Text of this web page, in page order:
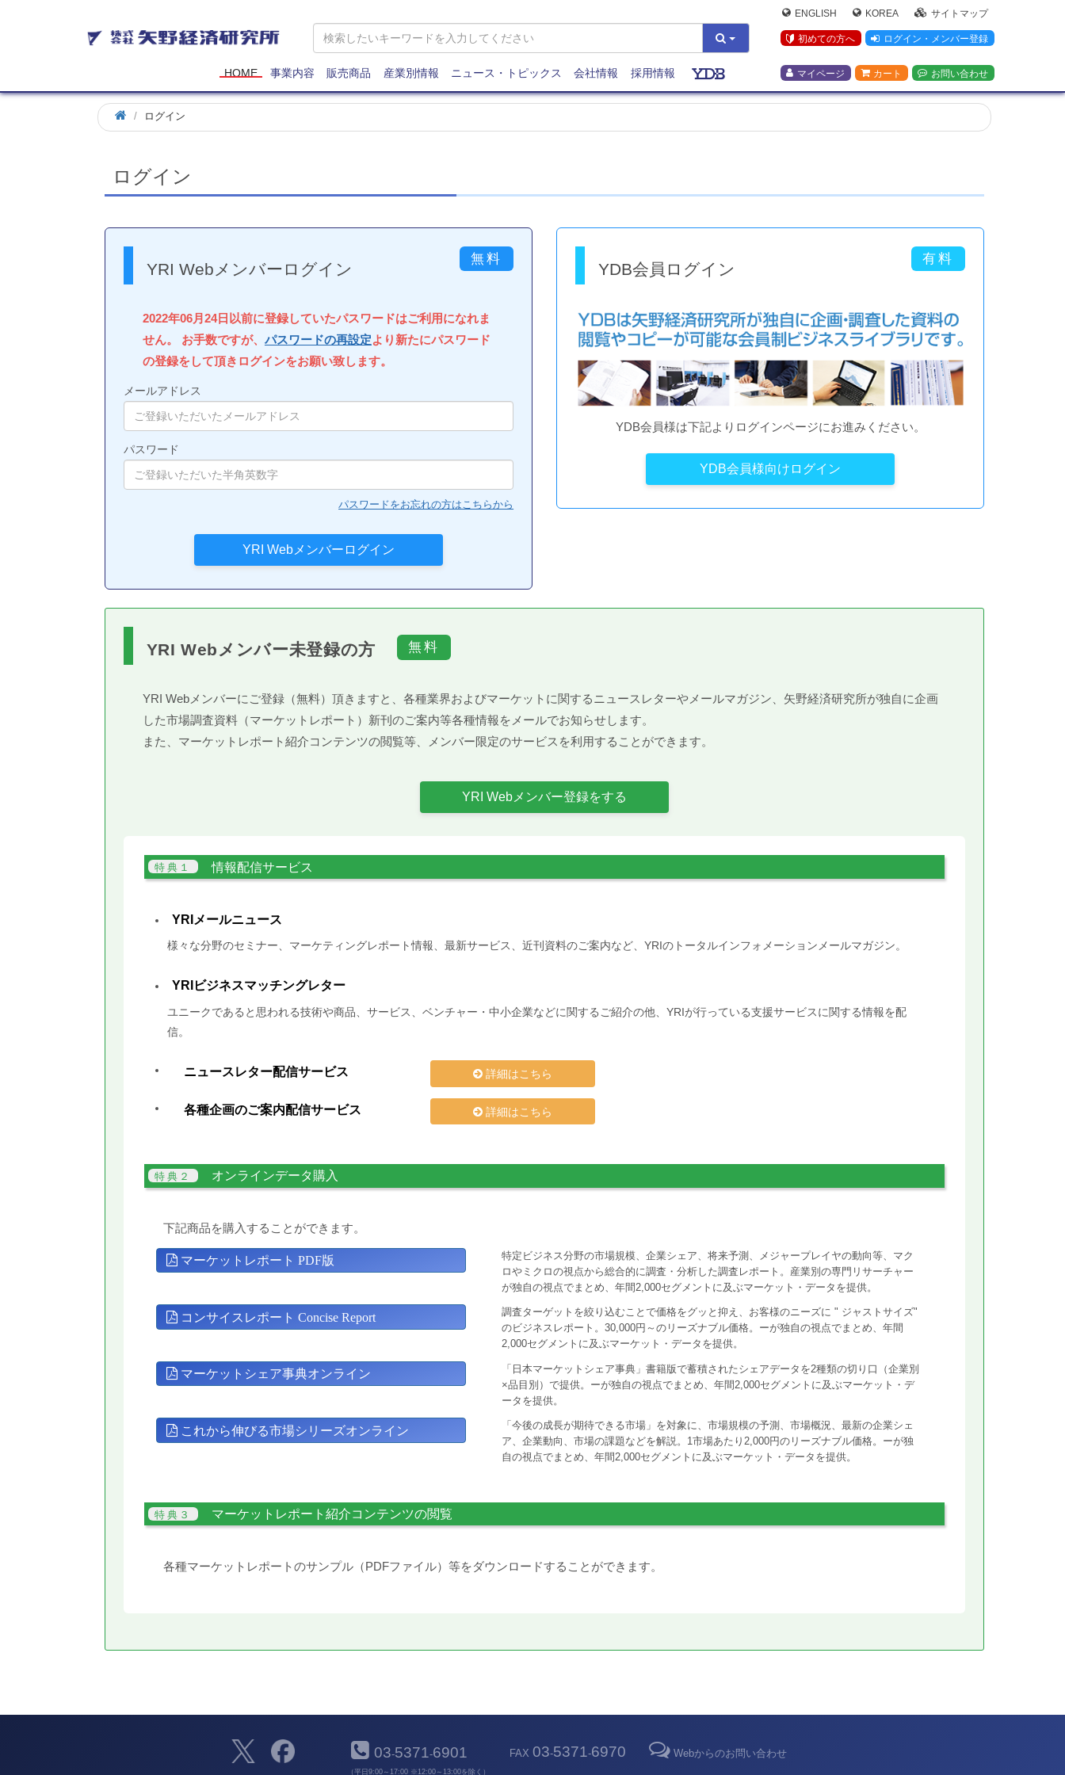
矢
野
研
究
所
ENGLISH KOREA サイトマップ
初めての方へ ログイン・メンバー登録
マイページ カート お問い合わせ
HOME 事業内容 販売商品 産業別情報 ニュース・トピックス 会社情報 採用情報
ログイン
ログイン
YRI Webメンバーログイン
2022年06月24日以前に登録していたパスワードはご利用になれま
せん。 お手数ですが、 パスワードの再設定より新たにパスワード
の登録をして頂きログインをお願い致します。
メールアドレス
パスワード
パスワードをお忘れの方はこちらから
YDB会員ログイン
YDB会員様は下記よりログインページにお進みください。
YDB会員様向けログイン
YRI Webメンバー未登録の方
YRI Webメンバーにご登録（無料）頂きますと、各種業界およびマーケットに関するニュースレターやメールマガジン、矢野経済研究所が独自に企画
した市場調査資料（マーケットレポート）新刊のご案内等各種情報をメールでお知らせします。
また、マーケットレポート紹介コンテンツの閲覧等、メンバー限定のサービスを利用することができます。
YRI Webメンバー登録をする
情報配信サービス
YRIメールニュース
様々な分野のセミナー、マーケティングレポート情報、最新サービス、近刊資料のご案内など、YRIのトータルインフォメーションメールマガジン。
YRIビジネスマッチングレター
ユニークであると思われる技術や商品、サービス、ベンチャー・中小企業などに関するご紹介の他、YRIが行っている支援サービスに関する情報を配
信。
ニュースレター配信サービス 詳細はこちら
各種企画のご案内配信サービス 詳細はこちら
オンラインデータ購入
下記商品を購入することができます。
マーケットレポート PDF版
特定ビジネス分野の市場規模、企業シェア、将来予測、メジャープレイヤの動向等、マク
ロやミクロの視点から総合的に調査・分析した調査レポート。産業別の専門リサーチャー
が独自の視点でまとめ、年間2,000セグメントに及ぶマーケット・データを提供。
コンサイスレポート Concise Report
調査ターゲットを絞り込むことで価格をグッと抑え、お客様のニーズに " ジャストサイズ"
のビジネスレポート。30,000円～のリーズナブル価格。ーが独自の視点でまとめ、年間
2,000セグメントに及ぶマーケット・データを提供。
マーケットシェア事典オンライン
「日本マーケットシェア事典」書籍版で蓄積されたシェアデータを2種類の切り口（企業別
×品目別）で提供。ーが独自の視点でまとめ、年間2,000セグメントに及ぶマーケット・デ
ータを提供。
これから伸びる市場シリーズオンライン
「今後の成長が期待できる市場」を対象に、市場規模の予測、市場概況、最新の企業シェ
ア、企業動向、市場の課題などを解説。1市場あたり2,000円のリーズナブル価格。ーが独
自の視点でまとめ、年間2,000セグメントに及ぶマーケット・データを提供。
マーケットレポート紹介コンテンツの閲覧
各種マーケットレポートのサンプル（PDFファイル）等をダウンロードすることができます。
03-5371-6901
（平日9:00～17:00 ※12:00～13:00を除く）
FAX 03-5371-6970 Webからのお問い合わせ